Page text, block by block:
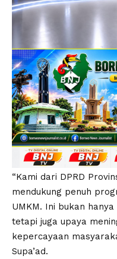
“Kami dari DPRD
mendukung penuh
UMKM. Ini bukan
tetapi juga upaya
kepercayaan
Supa’ad.